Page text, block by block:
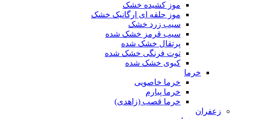
موز کشیده خشک
موز حلقه ای ارگانیک خشک
سیب زرد خشک
سیب قرمز خشک شده
پرتقال خشک شده
توت فرنگی خشک شده
کیوی خشک شده
خرما
خرما خاصویی
خرما پیارم
خرما قصب (زاهدی)
زعفران